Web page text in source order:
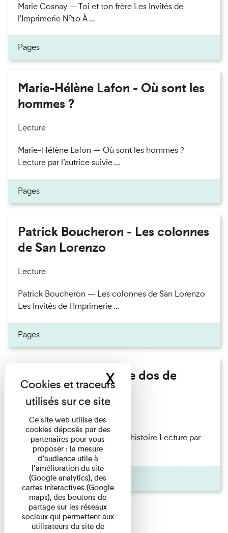
Marie Cosnay — Toi et ton frère Les Invités de
l'Imprimerie n°10 À ...
Pages
Marie-Hélène Lafon - Où sont les
hommes ?
Lecture
Marie-Hélène Lafon — Où sont les hommes ?
Lecture par l’autrice suivie ...
Pages
Patrick Boucheron - Les colonnes
de San Lorenzo
Lecture
Patrick Boucheron — Les colonnes de San Lorenzo
Les Invités de l'Imprimerie ...
Pages
Philippe Artières - Le dos de
l'histoire
Lecture
Philippe Artières — Le dos de l’histoire Lecture par
l’auteur accompagné de ...
Pages
Ce site web utilise des
cookies déposés par des
partenaires pour vous
proposer : la mesure
d’audience utile à
l’amélioration du site
(Google analytics), des
cartes interactives (Google
maps), des boutons de
partage sur les réseaux
sociaux qui permettent aux
utilisateurs du site de
XMasquer le